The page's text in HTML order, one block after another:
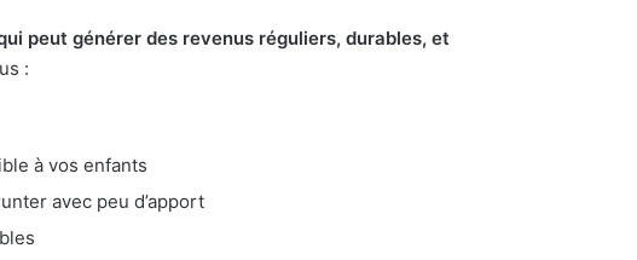
peut générer des revenus réguliers, durables, et
:
à vos enfants
avec peu d’apport